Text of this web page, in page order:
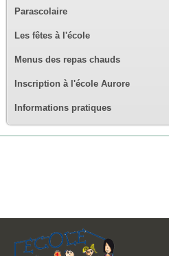
Parascolaire
Les fêtes à l'école
Menus des repas chauds
Inscription à l'école Aurore
Informations pratiques